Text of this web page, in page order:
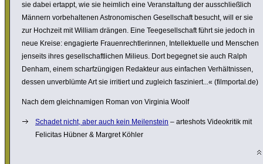
sie dabei ertappt, wie sie heimlich eine Veran­stal­tung der ausschließ­lich
Männern vorbe­hal­tenen Astro­no­mi­schen Gesell­schaft besucht, will er sie
zur Hochzeit mit William drängen. Eine Teege­sell­schaft führt sie jedoch in
neue Kreise: enga­gierte Frau­en­recht­le­rinnen, Intel­lek­tu­elle und Menschen
jenseits ihres gesell­schaft­li­chen Milieus. Dort begegnet sie auch Ralph
Denham, einem scharf­zün­gigen Redakteur aus einfachen Verhält­nissen,
dessen unver­blümte Art sie irritiert und zugleich faszi­niert...« (film­portal.de)
Nach dem gleich­na­migen Roman von Virginia Woolf
Schadet nicht, aber auch kein Meilen­stein – arteshots Video­kritik mit
Felicitas Hübner & Margret Köhler